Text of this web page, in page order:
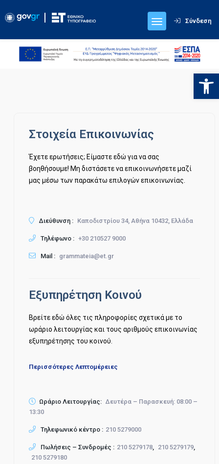
Σύνδεση
Στοιχεία Επικοινωνίας
Έχετε ερωτήσεις; Είμαστε εδώ για να σας
βοηθήσουμε! Μη διστάσετε να επικοινωνήσετε μαζί
μας μέσω των παρακάτω επιλογών επικοινωνίας.
Διεύθυνση : Καποδιστρίου 34, Αθήνα 10432, Ελλάδα
Τηλέφωνο : +30 210527 9000
Mail : grammateia@et.gr
Εξυπηρέτηση Κοινού
Βρείτε εδώ όλες τις πληροφορίες σχετικά με το
ωράριο λειτουργίας και τους αριθμούς επικοινωνίας
εξυπηρέτησης του κοινού.
Περισσότερες Λεπτομέρειες
Ωράριο Λειτουργίας: Δευτέρα – Παρασκευή: 08:00 –
13:30
Τηλεφωνικό κέντρο : 210 5279000
Πωλήσεις – Συνδρομές : 210 5279178, 210 5279179,
210 5279180